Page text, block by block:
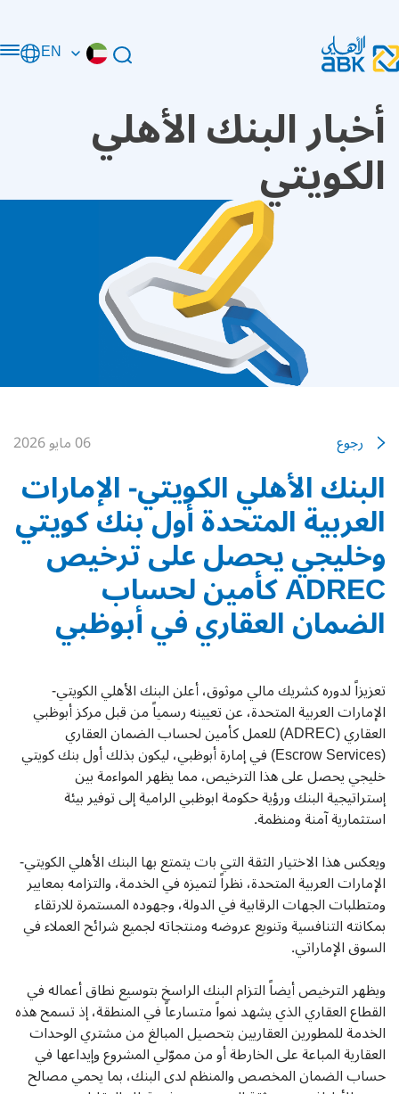
EN
أخبار البنك الأهلي
الكويتي
رجوع 06 مايو 2026
البنك الأهلي الكويتي- الإمارات
العربية المتحدة أول بنك كويتي
وخليجي يحصل على ترخيص
ADREC كأمين لحساب
الضمان العقاري في أبوظبي
تعزيزاً لدوره كشريك مالي موثوق، أعلن البنك الأهلي الكويتي-
الإمارات العربية المتحدة، عن تعيينه رسمياً من قبل مركز أبوظبي
العقاري (ADREC) للعمل كأمين لحساب الضمان العقاري
(Escrow Services) في إمارة أبوظبي، ليكون بذلك أول بنك كويتي
خليجي يحصل على هذا الترخيص، مما يظهر المواءمة بين
إستراتيجية البنك ورؤية حكومة ابوظبي الرامية إلى توفير بيئة
استثمارية آمنة ومنظمة.
ويعكس هذا الاختيار الثقة التي بات يتمتع بها البنك الأهلي الكويتي-
الإمارات العربية المتحدة، نظراً لتميزه في الخدمة، والتزامه بمعايير
ومتطلبات الجهات الرقابية في الدولة، وجهوده المستمرة للارتقاء
بمكانته التنافسية وتنويع عروضه ومنتجاته لجميع شرائح العملاء في
السوق الإماراتي.
ويظهر الترخيص أيضاً التزام البنك الراسخ بتوسيع نطاق أعماله في
القطاع العقاري الذي يشهد نمواً متسارعاً في المنطقة، إذ تسمح هذه
الخدمة للمطورين العقاريين بتحصيل المبالغ من مشتري الوحدات
العقارية المباعة على الخارطة أو من مموّلي المشروع وإيداعها في
حساب الضمان المخصص والمنظم لدى البنك، بما يحمي مصالح